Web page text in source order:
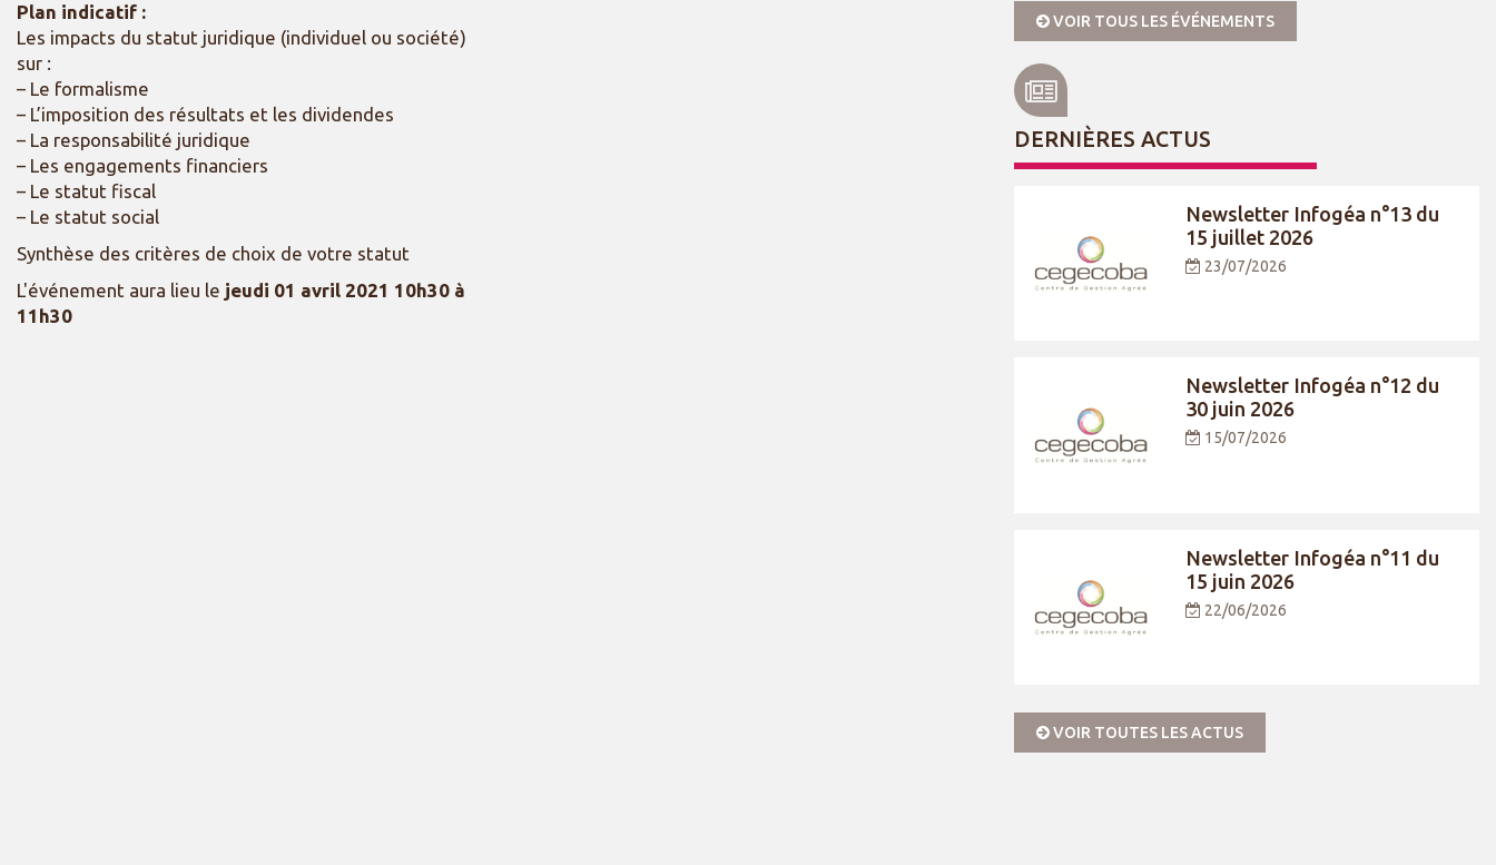
Plan indicatif :
Les impacts du statut juridique (individuel ou société)
sur :
– Le formalisme
– L’imposition des résultats et les dividendes
– La responsabilité juridique
– Les engagements financiers
– Le statut fiscal
– Le statut social
Synthèse des critères de choix de votre statut
L'événement aura lieu le jeudi 01 avril 2021 10h30 à
11h30
VOIR TOUS LES ÉVÉNEMENTS
DERNIÈRES ACTUS
Newsletter Infogéa n°13 du
15 juillet 2026
23/07/2026
Newsletter Infogéa n°12 du
30 juin 2026
15/07/2026
Newsletter Infogéa n°11 du
15 juin 2026
22/06/2026
VOIR TOUTES LES ACTUS